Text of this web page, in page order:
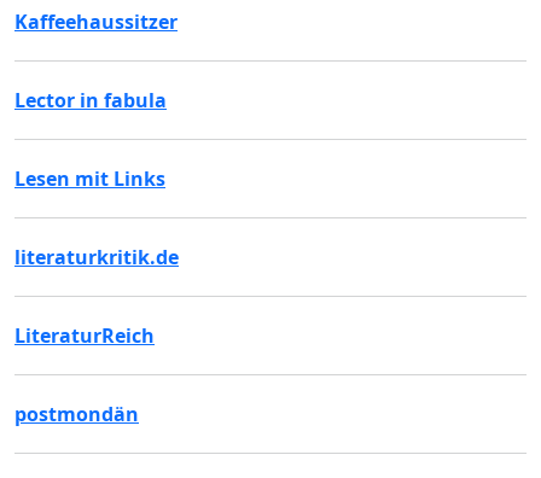
Kaffeehaussitzer
Lector in fabula
Lesen mit Links
literaturkritik.de
LiteraturReich
postmondän